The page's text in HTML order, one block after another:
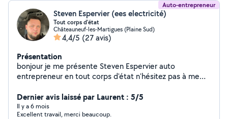
Auto-entrepreneur
Steven Espervier (ees electricité)
Tout corps d'état
Châteauneuf-les-Martigues (Plaine Sud)
4,4/5 (27 avis)
Présentation
bonjour je me présente Steven Espervier auto
entrepreneur en tout corps d'état n'hésitez pas à me
Dernier avis laissé par Laurent : 5/5
Il y a 6 mois
Excellent travail, merci beaucoup.